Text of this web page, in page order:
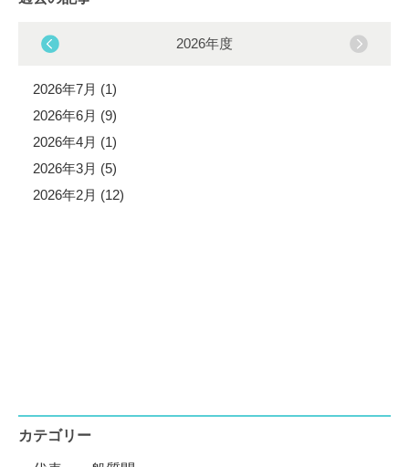
2026年度
2026年7月 (1)
2026年6月 (9)
2026年4月 (1)
2026年3月 (5)
2026年2月 (12)
カテゴリー